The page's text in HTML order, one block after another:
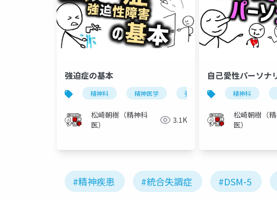
強迫症の基本
精神科 精神医学 強迫性障害 強迫神経症
松崎朝樹（精神科
医）
3.1K
自己愛性パーソナ
精神科
松崎朝樹（
医）
#精神疾患 #統合失調症 #DSM-5